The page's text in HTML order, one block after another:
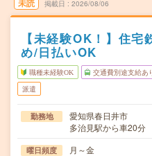
未読 掲載日 2026/08/06
【未経験OK！】住
め/日払いOK
職種未経験OK 交通費別途支給あ
派遣
勤務地
愛知県春日井市
多治見駅から車20分
曜日頻度 月～金